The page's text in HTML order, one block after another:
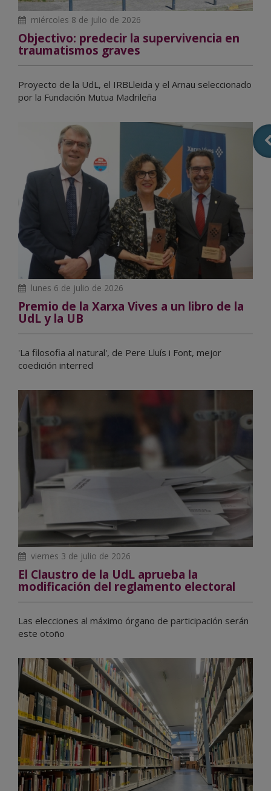
miércoles 8 de julio de 2026
Objectivo: predecir la supervivencia en
traumatismos graves
Proyecto de la UdL, el IRBLleida y el Arnau seleccionado
por la Fundación Mutua Madrileña
lunes 6 de julio de 2026
Premio de la Xarxa Vives a un libro de la
UdL y la UB
'La filosofia al natural', de Pere Lluís i Font, mejor
coedición interred
viernes 3 de julio de 2026
El Claustro de la UdL aprueba la
modificación del reglamento electoral
Las elecciones al máximo órgano de participación serán
este otoño